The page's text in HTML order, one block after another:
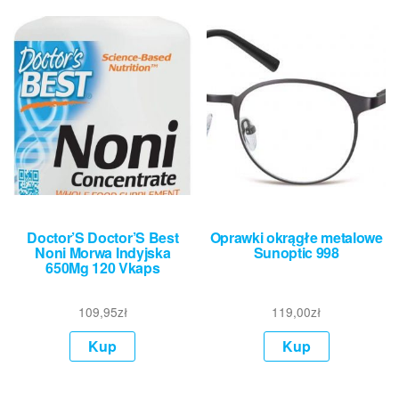
Doctor’S Doctor’S Best
Noni Morwa Indyjska
650Mg 120 Vkaps
109,95zł
Kup
Oprawki okrągłe metalowe
Sunoptic 998
119,00zł
Kup